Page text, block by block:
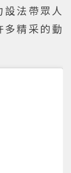
法帶眾人
精采的動